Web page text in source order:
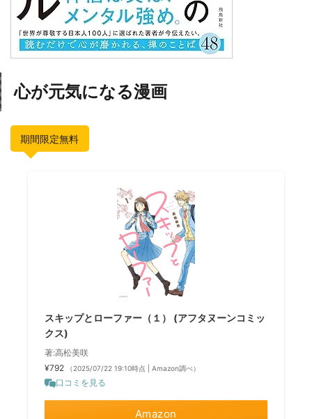
心が元気になる漫画
期間限定無料
スキップとローファー（１） (アフタヌーンコミッ
クス)
著:高松美咲
¥792
（2025/07/22 19:10時点 | Amazon調べ）
口コミを見る
Amazon